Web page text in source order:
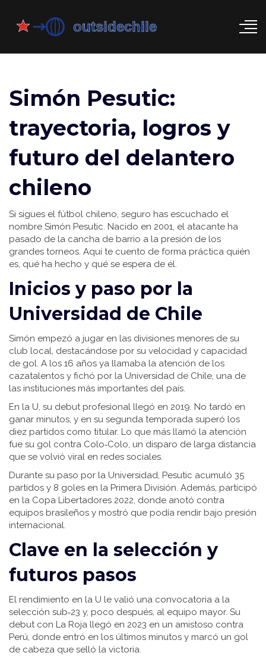
Simón Pesutic:
trayectoria, logros y
futuro del delantero
chileno
Si sigues el fútbol chileno, seguro has escuchado el
nombre Simón Pesutic. Nacido en 2001, el atacante ha
pasado de la cancha de barrio a la presión de los
grandes torneos. Aquí te cuento de forma práctica quién
es, qué ha hecho y qué se espera de él.
Inicios y paso por la
Universidad de Chile
Simón empezó a jugar en las divisiones menores de su
club local, destacándose por su velocidad y capacidad
de gol. A los 16 años ya llamaba la atención de los
cazatalentos y fichó por la Universidad de Chile, una de
las instituciones más importantes del país.
En la U, su debut profesional llegó en 2019. No tardó en
ganar minutos, y en su segunda temporada superó los
diez partidos como titular. Lo que más llamó la atención
fue su gol contra Colo‑Colo, un disparo de larga distancia
que se volvió viral en redes sociales.
Durante su paso por la Universidad, Pesutic acumuló 35
partidos y 8 goles en la Primera División. Además, participó
en la Copa Libertadores 2022, donde anotó contra
equipos brasileños y mostró que podía rendir bajo presión
internacional.
Clave en la selección y
futuros pasos
El rendimiento en la U le valió una convocatoria a la
selección sub‑23 y, poco después, al equipo mayor. Su
debut con La Roja llegó en 2023 en un amistoso contra
Perú, donde entró en los últimos minutos y marcó un gol
de cabeza que selló la victoria.